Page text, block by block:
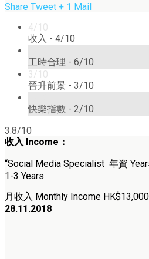
Share Tweet + 1 Mail
4/10
收入 - 4/10
工時合理 - 6/10
3/10
晉升前景 - 3/10
快樂指數 - 2/10
3.8/10
收入 Income：
“Social Media Specialist 年資
1-3 Years
月收入 Monthly Income
28.11.2018